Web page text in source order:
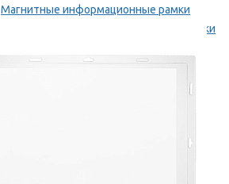
Магнитные информационные рамки
Самоклеящиеся информационные рамки